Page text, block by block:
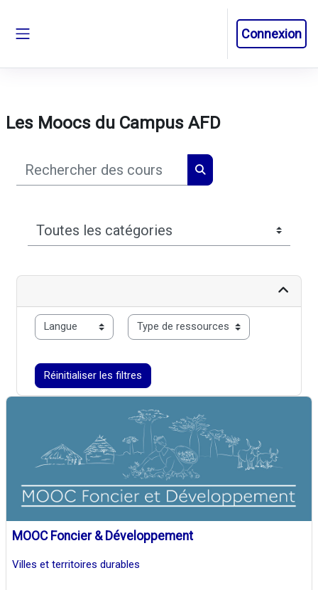
Connexion
Les Moocs du Campus AFD
Rechercher des cours
Rechercher des cours
Catégories de cours
langue typo
Réinitialiser les filtres
MOOC Foncier & Développement
Villes et territoires durables